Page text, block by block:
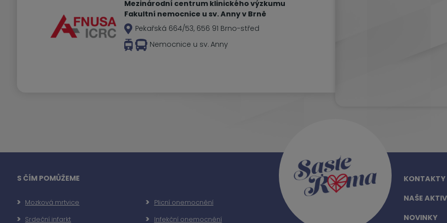
Mezinárodní centrum klinického výzkumu
Fakultní nemocnice u sv. Anny v Brně
Pekařská 664/53, 656 91 Brno-střed
Nemocnice u sv. Anny
S ČÍM POMŮŽEME
Mozková mrtvice
Srdeční infarkt
Plicní onemocnění
Infekční onemocnění
KONTAKTY
NAŠE
NOVINKY